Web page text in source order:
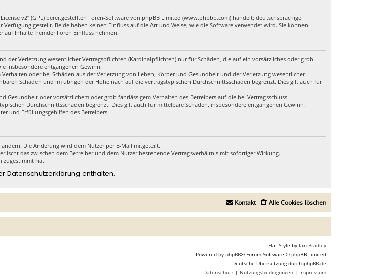
v2“ (GPL) bereitgestellten Foren-Software von phpBB Limited (www.phpbb.com) handelt; deutschsprachige
gestellt. Beide haben keinen Einfluss auf die Art und Weise, wie die Software verwendet wird. Sie können
auf Inhalte fremder Foren Einfluss nehmen.
der Verletzung wesentlicher Vertragspflichten (Kardinalpflichten) nur für Schäden, die auf ein vorsätzliches oder grob
insbesondere entgangenen Gewinn.
oder bei Schäden aus der Verletzung von Leben, Körper und Gesundheit und der Verletzung wesentlicher
Schäden und im übrigen der Höhe nach auf die vertragstypischen Durchschnittsschäden begrenzt. Dies gilt auch für
oder vorsätzlichem oder grob fahrlässigem Verhalten des Betreibers auf die bei Vertragsschluss
Durchschnittsschäden begrenzt. Dies gilt auch für mittelbare Schäden, insbesondere entgangenen Gewinn.
und Erfüllungsgehilfen des Betreibers.
Die Änderung wird dem Nutzer per E-Mail mitgeteilt.
das zwischen dem Betreiber und dem Nutzer bestehende Vertragsverhältnis mit sofortiger Wirkung.
zugestimmt hat.
Datenschutzerklärung enthalten.
Alle Cookies löschen
Kontakt
Flat Style by Ian Bradley
Powered by phpBB® Forum Software © phpBB Limited
Deutsche Übersetzung durch phpBB.de
Datenschutz | Nutzungsbedingungen | Impressum